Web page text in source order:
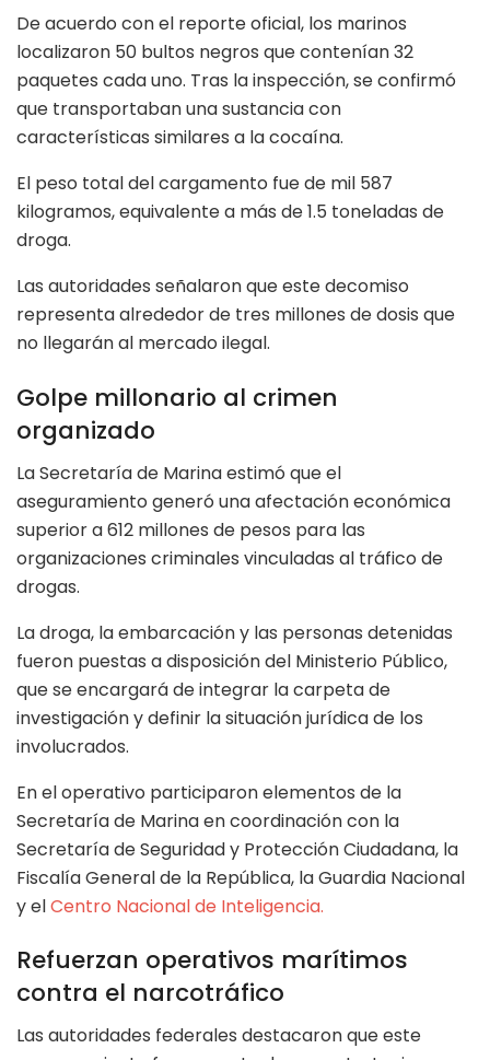
De acuerdo con el reporte oficial, los marinos
localizaron 50 bultos negros que contenían 32
paquetes cada uno. Tras la inspección, se confirmó
que transportaban una sustancia con
características similares a la cocaína.
El peso total del cargamento fue de mil 587
kilogramos, equivalente a más de 1.5 toneladas de
droga.
Las autoridades señalaron que este decomiso
representa alrededor de tres millones de dosis que
no llegarán al mercado ilegal.
Golpe millonario al crimen
organizado
La Secretaría de Marina estimó que el
aseguramiento generó una afectación económica
superior a 612 millones de pesos para las
organizaciones criminales vinculadas al tráfico de
drogas.
La droga, la embarcación y las personas detenidas
fueron puestas a disposición del Ministerio Público,
que se encargará de integrar la carpeta de
investigación y definir la situación jurídica de los
involucrados.
En el operativo participaron elementos de la
Secretaría de Marina en coordinación con la
Secretaría de Seguridad y Protección Ciudadana, la
Fiscalía General de la República, la Guardia Nacional
y elCentro Nacional de Inteligencia.
Refuerzan operativos marítimos
contra el narcotráfico
Las autoridades federales destacaron que este